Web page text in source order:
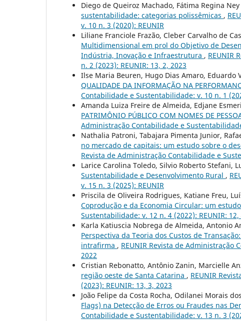
Diego de Queiroz Machado, Fátima Regina
sustentabilidade: categorias polissêmicas ,
v. 10 n. 3 (2020): REUNIR
Liliane Franciole Frazão, Cleber Carvalho de
Multidimensional em prol do Objetivo de
Indústria, Inovação e Infraestrutura , REUNIR
n. 2 (2023): REUNIR: 13, 2, 2023
Ilse Maria Beuren, Hugo Dias Amaro, Eduardo
QUALIDADE DA INFORMAÇÃO NA
Contabilidade e Sustentabilidade: v. 10 n. 1
Amanda Luiza Freire de Almeida, Edjane
PATRIMÔNIO PÚBLICO COM NOMES DE
Administração Contabilidade e
Nathalia Patroni, Tabajara Pimenta Junior,
no mercado de capitais: um estudo sobre o
Revista de Administração Contabilidade e
Larice Carolina Toledo, Silvio Roberto Stefani,
Sustentabilidade e Desenvolvimento Rural ,
v. 15 n. 3 (2025): REUNIR
Priscila de Oliveira Rodrigues, Katiane Freu,
Coprodução e da Economia Circular: um
Sustentabilidade: v. 12 n. 4 (2022): REUNIR: 12,
Karla Katiuscia Nobrega de Almeida, Antonio
Perspectiva da Teoria dos Custos de
intrafirma , REUNIR Revista de Administração
2022
Cristian Rebonatto, Antônio Zanin, Marcielle
região oeste de Santa Catarina , REUNIR
(2023): REUNIR: 13, 3, 2023
João Felipe da Costa Rocha, Odilanei Morais
Flags) na Detecção de Erros ou Fraudes nas
Contabilidade e Sustentabilidade: v. 13 n. 3